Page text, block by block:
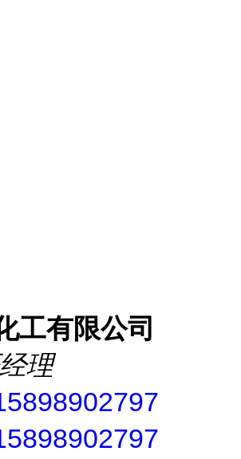
工有限公司
理